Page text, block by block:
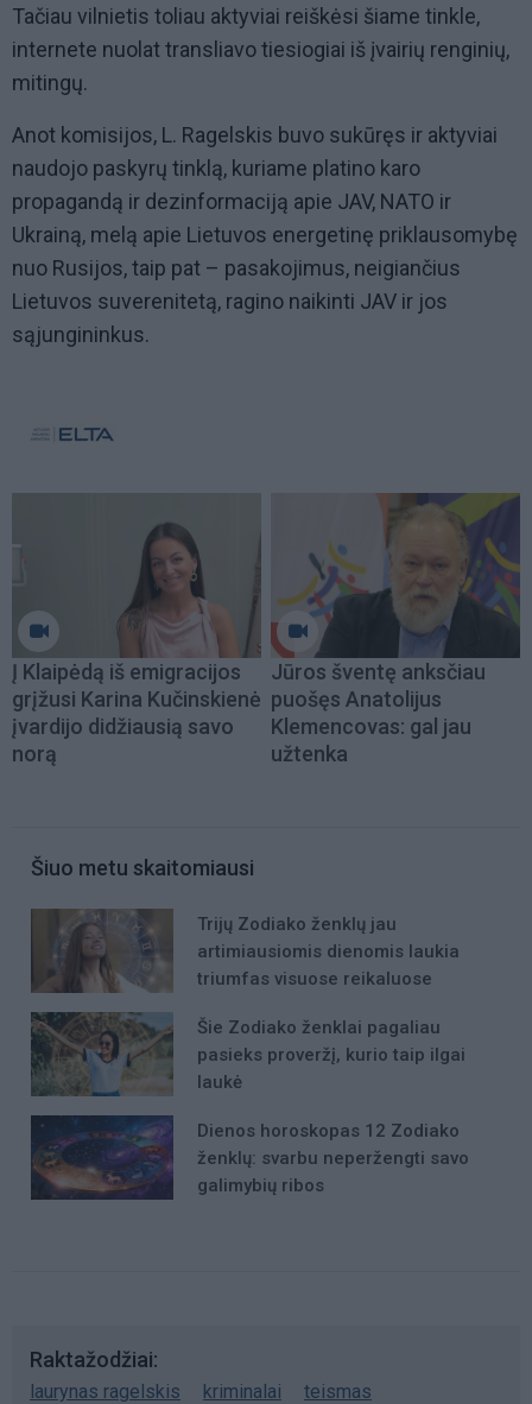
Tačiau vilnietis toliau aktyviai reiškėsi šiame tinkle,
internete nuolat transliavo tiesiogiai iš įvairių renginių,
mitingų.
Anot komisijos, L. Ragelskis buvo sukūręs ir aktyviai
naudojo paskyrų tinklą, kuriame platino karo
propagandą ir dezinformaciją apie JAV, NATO ir
Ukrainą, melą apie Lietuvos energetinę priklausomybę
nuo Rusijos, taip pat – pasakojimus, neigiančius
Lietuvos suverenitetą, ragino naikinti JAV ir jos
sąjungininkus.
Į Klaipėdą iš emigracijos
grįžusi Karina Kučinskienė
įvardijo didžiausią savo
norą
Jūros šventę anksčiau
puošęs Anatolijus
Klemencovas: gal jau
užtenka
Šiuo metu skaitomiausi
Trijų Zodiako ženklų jau
artimiausiomis dienomis laukia
triumfas visuose reikaluose
Šie Zodiako ženklai pagaliau
pasieks proveržį, kurio taip ilgai
laukė
Dienos horoskopas 12 Zodiako
ženklų: svarbu neperžengti savo
galimybių ribos
Raktažodžiai
laurynas ragelskis kriminalai teismas